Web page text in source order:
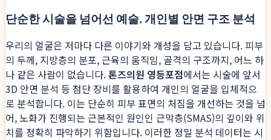
단순한 시술을 넘어선 예술, 개인별 안면 구조 분석
우리의 얼굴은 저마다 다른 이야기와 개성을 담고 있습니다. 피부
의 두께, 지방층의 분포, 근육의 움직임, 골격의 구조까지, 어느 하
나 같은 사람이 없습니다.톤즈의원 영등포점에서는 시술에 앞서
3D 안면 분석 등 첨단 장비를 활용하여 개인의 얼굴을 입체적으
로 분석합니다. 이는 단순히 피부 표면의 처짐을 개선하는 것을 넘
어, 노화가 진행되는 근본적인 원인인 근막층(SMAS)의 깊이와 위
치를 정확히 파악하기 위함입니다. 이러한 정밀 분석 데이터는 시